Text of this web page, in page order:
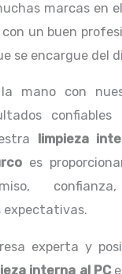
marcas en
un buen
se encargue del
mano con
confiables
limpieza
es
confianza,
expectativas.
experta y
interna al PC